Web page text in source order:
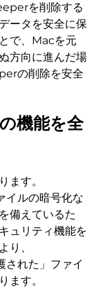
を削除する
ータを安全に保
で、Macを元
方向に進んだ場
の削除を安全
機能を全
ます。
イルの暗号化な
備えているた
ュリティ機能を
り、
れた」ファイ
ます。